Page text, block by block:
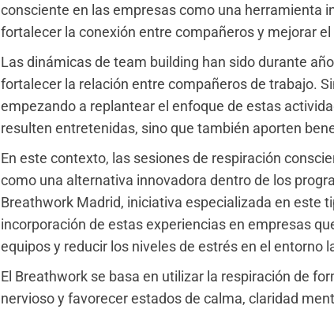
consciente en las empresas como una herramienta
fortalecer la conexión entre compañeros y mejorar el
Las dinámicas de team building han sido durante
fortalecer la relación entre compañeros de trabajo.
empezando a replantear el enfoque de estas
resulten entretenidas, sino que también aporten
En este contexto, las sesiones de respiración
como una alternativa innovadora dentro de los
Breathwork Madrid, iniciativa especializada en este
incorporación de estas experiencias en empresas
equipos y reducir los niveles de estrés en el entorno
El Breathwork se basa en utilizar la respiración de
nervioso y favorecer estados de calma, claridad